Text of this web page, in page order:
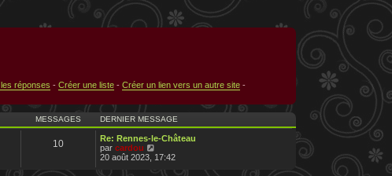
réponses - Créer une liste - Créer un lien vers un autre site -
MESSAGES DERNIER MESSAGE
10
Re: Rennes-le-Château
par cardou
o
20 août 2023, 17:42